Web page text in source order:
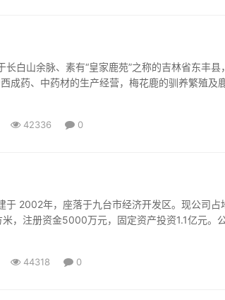
白山余脉、素有“皇家鹿苑”之称的吉林省东丰县
成药、中药材的生产经营，梅花鹿的驯养繁殖及
认证，拥有10种剂型的先进制药生产线和以7个国
品及鹿系列保健产品。公司拥有...
42336 0
于 2002年，座落于九台市经济开发区。现公司占
，注册资金5000万元，固定资产投资1.1亿元。
国驰名商标、吉林省级农业产业化重点龙头企业、
吉林省农产品加工业百强企...
44318 0